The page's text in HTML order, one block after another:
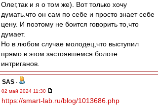
Олег,так и я о том же). Вот только хочу
думать.что он сам по себе и просто знает себе
цену. И поэтому не боится говорить то,что
думает.
Но в любом случае молодец,что выступил
прямо в этом застоявшемся болоте
интриганов.
SAS -
02 май 2024 11:30
https://smart-lab.ru/blog/1013686.php